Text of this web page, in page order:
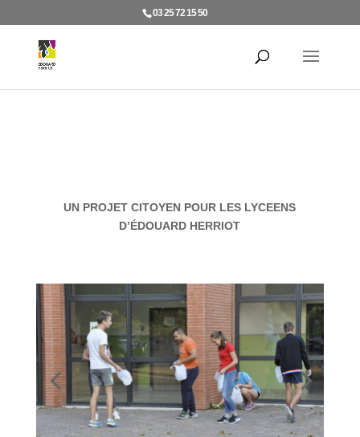
03 25 72 15 50
UN PROJET CITOYEN POUR LES LYCEENS
D’ÉDOUARD HERRIOT